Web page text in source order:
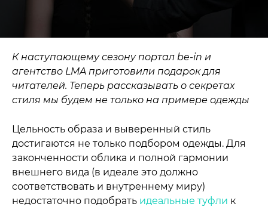
К наступающему сезону портал be-in и
агентство LMA приготовили подарок для
читателей. Теперь рассказывать о секретах
стиля мы будем не только на примере одежды
Цельность образа и выверенный стиль
достигаются не только подбором одежды. Для
законченности облика и полной гармонии
внешнего вида (в идеале это должно
соответствовать и внутреннему миру)
недостаточно подобрать идеальные туфли к